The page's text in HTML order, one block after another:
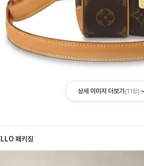
상세 이미지 더보기 (11장)
패키징